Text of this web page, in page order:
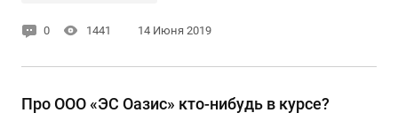
0 1441 14 Июня 2019
Про ООО «ЭС Оазис» кто-нибудь в курсе?